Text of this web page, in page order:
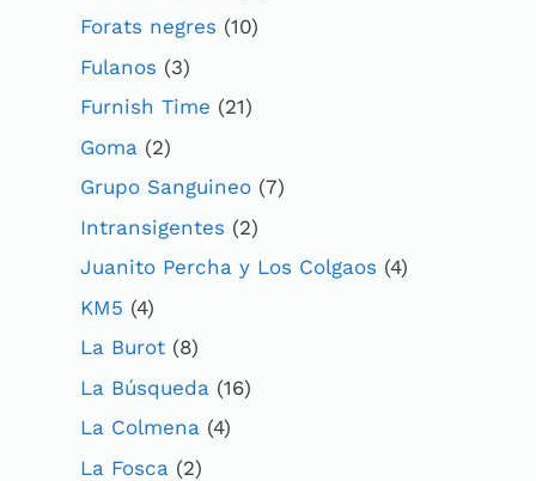
Forats negres (10)
Fulanos (3)
Furnish Time (21)
Goma (2)
Grupo Sanguineo (7)
Intransigentes (2)
Juanito Percha y Los Colgaos (4)
KM5 (4)
La Burot (8)
La Búsqueda (16)
La Colmena (4)
La Fosca (2)